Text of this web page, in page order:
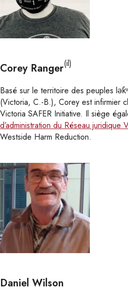
Corey Ranger(il)
Basé sur le territoire des peuples
(Victoria, C.-B.), Corey est infirmier
Victoria SAFER Initiative. Il siège
d’administration du Réseau juridique
Westside Harm Reduction.
Daniel Wilson